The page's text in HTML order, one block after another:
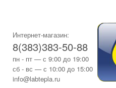
Интернет-магазин:
8(383)383-50-88
пн - пт — с 9:00 до 19:00
сб - вс — с 10:00 до 15:00
info@labtepla.ru